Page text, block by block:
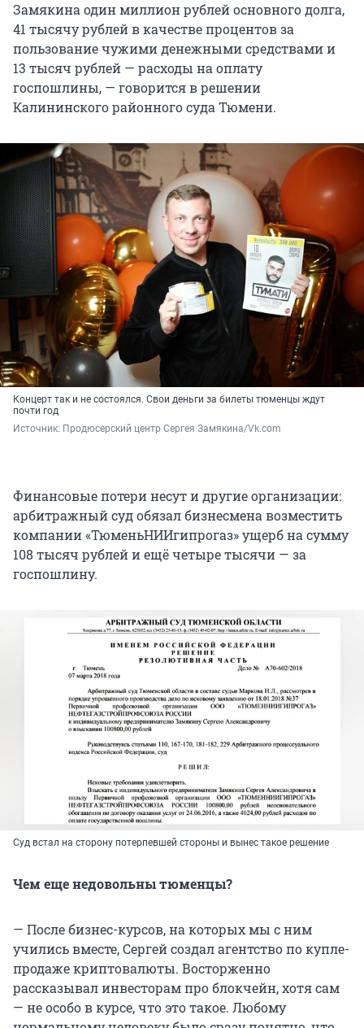
Замякина один миллион рублей основного долга,
41 тысячу рублей в качестве процентов за
пользование чужими денежными средствами и
13 тысяч рублей — расходы на оплату
госпошлины, — говорится в решении
Калининского районного суда Тюмени.
Концерт так и не состоялся. Свои деньги за билеты тюменцы ждут
почти год
Источник: Продюсерский центр Сергея Замякина/Vk.com
Финансовые потери несут и другие организации:
арбитражный суд обязал бизнесмена возместить
компании «ТюменьНИИгипрогаз» ущерб на сумму
108 тысяч рублей и ещё четыре тысячи — за
госпошлину.
Суд встал на сторону потерпевшей стороны и вынес такое решение
Чем еще недовольны тюменцы?
— После бизнес-курсов, на которых мы с ним
учились вместе, Сергей создал агентство по купле-
продаже криптовалюты. Восторженно
рассказывал инвесторам про блокчейн, хотя сам
— не особо в курсе, что это такое. Любому